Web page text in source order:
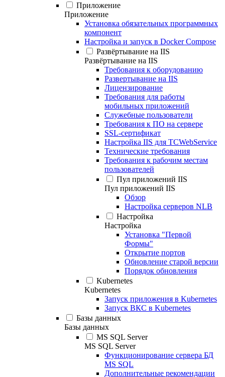
Приложение
Приложение
Установка обязательных программных
компонент
Настройка и запуск в Docker Compose
Развёртывание на IIS
Развёртывание на IIS
Требования к оборудованию
Развертывание на IIS
Лицензирование
Требования для работы
мобильных приложений
Служебные пользователи
Требования к ПО на сервере
SSL-сертификат
Настройка IIS для TCWebService
Технические требования
Требования к рабочим местам
пользователей
Пул приложений IIS
Пул приложений IIS
Обзор
Настройка серверов NLB
Настройка
Настройка
Установка "Первой
Формы"
Открытие портов
Обновление старой версии
Порядок обновления
Kubernetes
Kubernetes
Запуск приложения в Kubernetes
Запуск ВКС в Kubernetes
Базы данных
Базы данных
MS SQL Server
MS SQL Server
Функционирование сервера БД
MS SQL
Дополнительные рекомендации